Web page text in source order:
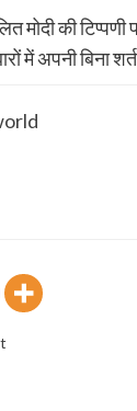
मोदी की टिप्पणी
में अपनी बिना